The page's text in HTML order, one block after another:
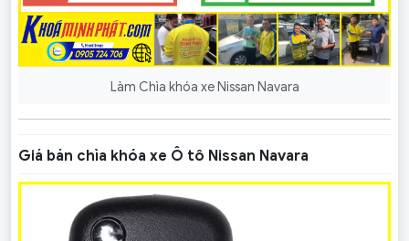
Làm Chìa khóa xe Nissan Navara
Giá bán chìa khóa xe Ô tô Nissan Navara